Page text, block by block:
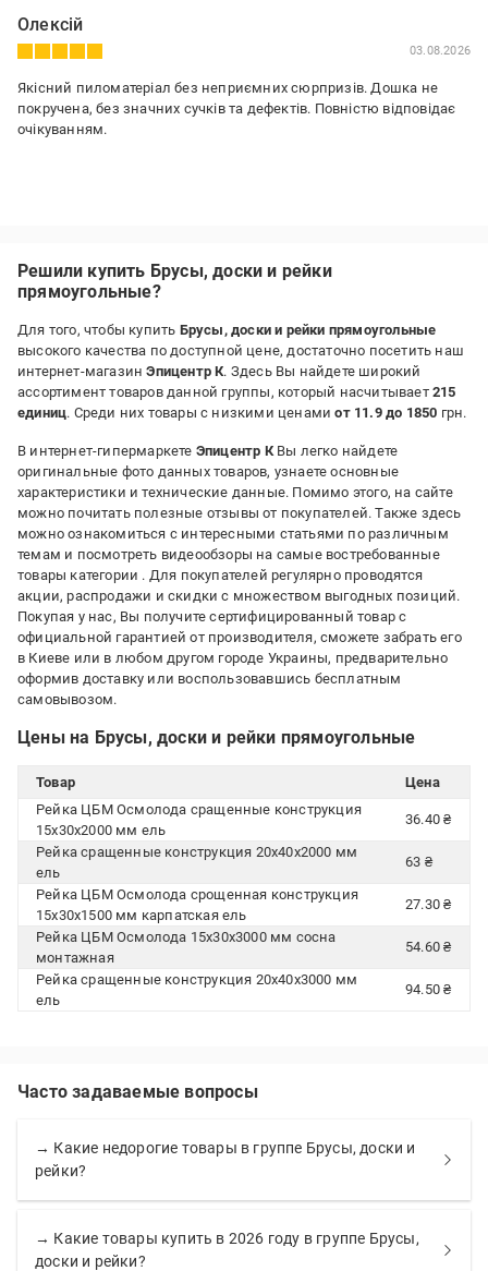
Олексій
03.08.2026
Якісний пиломатеріал без неприємних сюрпризів. Дошка не
покручена, без значних сучків та дефектів. Повністю відповідає
очікуванням.
Решили купить Брусы, доски и рейки
прямоугольные?
Для того, чтобы купить Брусы, доски и рейки прямоугольные
высокого качества по доступной цене, достаточно посетить наш
интернет-магазинЭпицентр К. Здесь Вы найдете широкий
ассортимент товаров данной группы, который насчитывает215
единиц. Среди них товары с низкими ценамиот 11.9 до 1850 грн.
В интернет-гипермаркете Эпицентр КВы легко найдете
оригинальные фото данных товаров, узнаете основные
характеристики и технические данные. Помимо этого, на сайте
можно почитать полезные отзывы от покупателей. Также здесь
можно ознакомиться с интересными статьями по различным
темам и посмотреть видеообзоры на самые востребованные
товары категории . Для покупателей регулярно проводятся
акции, распродажи и скидки с множеством выгодных позиций.
Покупая у нас, Вы получите сертифицированный товар с
официальной гарантией от производителя, сможете забрать его
в Киеве или в любом другом городе Украины, предварительно
оформив доставку или воспользовавшись бесплатным
самовывозом.
Цены на Брусы, доски и рейки прямоугольные
Товар
Цена
Рейка ЦБМ Осмолода сращенные конструкция
15х30х2000 мм ель
36.40 ₴
Рейка сращенные конструкция 20х40х2000 мм
ель
63 ₴
Рейка ЦБМ Осмолода срощенная конструкция
15х30х1500 мм карпатская ель
27.30 ₴
Рейка ЦБМ Осмолода 15х30х3000 мм сосна
монтажная
54.60 ₴
Рейка сращенные конструкция 20х40х3000 мм
ель
94.50 ₴
Часто задаваемые вопросы
→ Какие недорогие товары в группе Брусы, доски и
рейки?
→ Какие товары купить в 2026 году в группе Брусы,
доски и рейки?